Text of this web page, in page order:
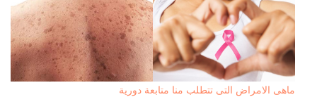
ماهى الامراض التى تتطلب منا متابعة دورية